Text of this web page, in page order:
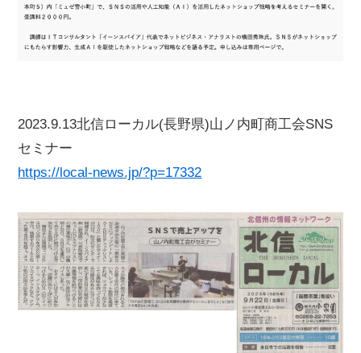
2023.9.13北信ローカル(長野県)山ノ内町商工会SNS
セミナー
https://local-news.jp/?p=17332